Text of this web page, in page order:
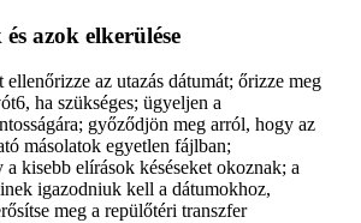
azok elkerülése
ellenőrizze az utazás dátumát; őrizze meg
ha szükséges; ügyeljen a
győződjön meg arról, hogy az
másolatok egyetlen fájlban;
kisebb elírások késéseket okoznak; a
igazodniuk kell a dátumokhoz,
meg a repülőtéri transzfer